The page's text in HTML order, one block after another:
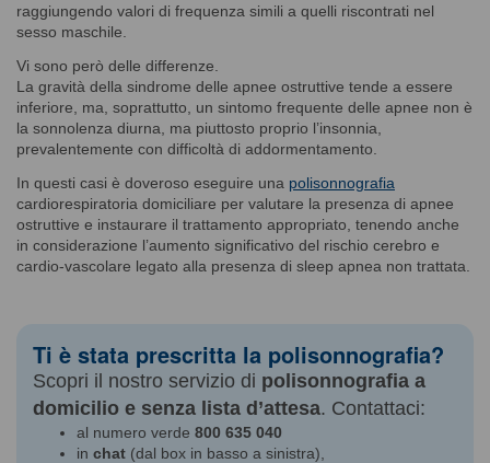
raggiungendo valori di frequenza simili a quelli riscontrati nel
sesso maschile.
Vi sono però delle differenze.
La gravità della sindrome delle apnee ostruttive tende a essere
inferiore, ma, soprattutto, un sintomo frequente delle apnee non è
la sonnolenza diurna, ma piuttosto proprio l’insonnia,
prevalentemente con difficoltà di addormentamento.
In questi casi è doveroso eseguire una polisonnografia
cardiorespiratoria domiciliare per valutare la presenza di apnee
ostruttive e instaurare il trattamento appropriato, tenendo anche
in considerazione l’aumento significativo del rischio cerebro e
cardio-vascolare legato alla presenza di sleep apnea non trattata.
Ti è stata prescritta la polisonnografia?
Scopri il nostro servizio di polisonnografia a
domicilio e senza lista d’attesa. Contattaci:
al numero verde 800 635 040
in chat (dal box in basso a sinistra),